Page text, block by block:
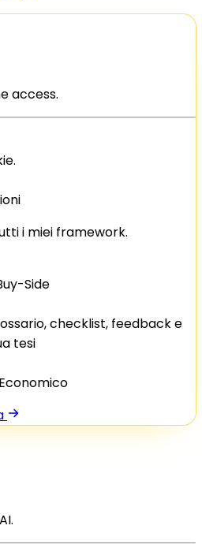
access.
i miei framework.
Side
checklist, feedback e
tesi